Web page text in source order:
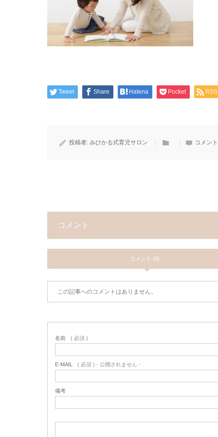
Tweet Share Hatena Pocket RSS
投稿者: みひかる式育児サロン コメン
コメント
コメント (0)
この記事へのコメントはありません。
名前 ( 必須 )
E-MAIL ( 必須 ) - 公開されません -
備考